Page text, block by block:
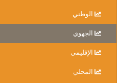
الوطني
الجهوي
الإقليمي
المحلي